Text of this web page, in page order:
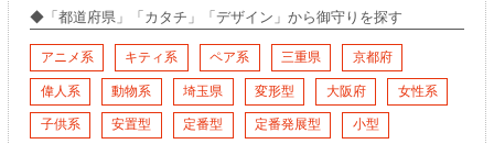
◆「都道府県」「カタチ」「デザイン」から御守りを探す
アニメ系 キティ系 ペア系 三重県 京都府
偉人系 動物系 埼玉県 変形型 大阪府 女性系
子供系 安置型 定番型 定番発展型 小型